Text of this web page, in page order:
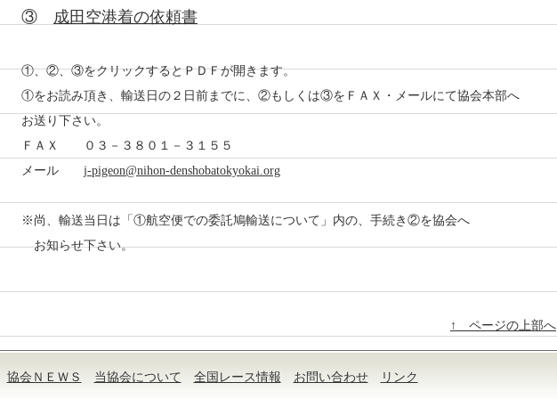
③ 成田空港着の依頼書
①、②、③をクリックするとＰＤＦが開きます。
①をお読み頂き、輸送日の２日前までに、②もしくは③をＦＡＸ・メールにて協会本部へ
お送り下さい。
ＦＡＸ ０３－３８０１－３１５５
メール j-pigeon@nihon-denshobatokyokai.org
※尚、輸送当日は「①航空便での委託鳩輸送について」内の、手続き②を協会へ
お知らせ下さい。
↑ ページの上部へ
協会ＮＥＷＳ 当協会について 全国レース情報 お問い合わせ リンク